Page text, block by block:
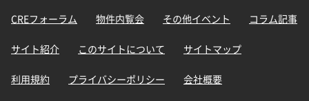
CREフォーラム 物件内覧会 その他イベント コラム記事
サイト紹介 このサイトについて サイトマップ
利用規約 プライバシーポリシー 会社概要